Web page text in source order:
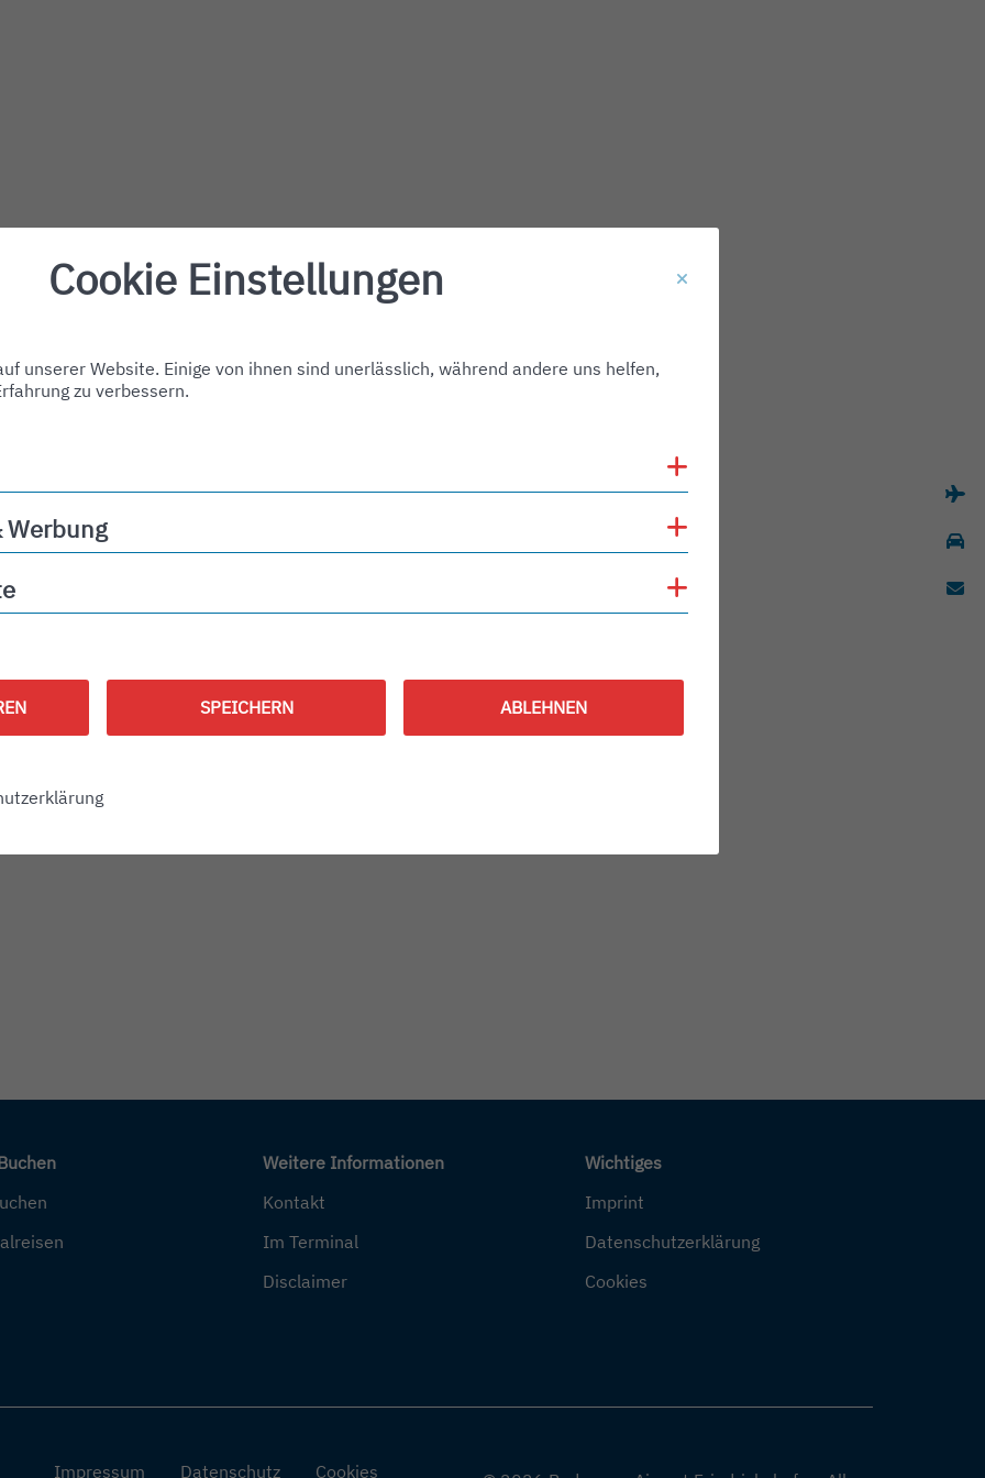
Weitere Informationen
Kontakt
Im Terminal
Disclaimer
Wichtiges
Imprint
Datenschutzerklärung
Cookies
Impressum Datenschutz Cookies
Cookie Einstellungen
unserer Website. Einige von ihnen sind unerlässlich, während andere uns helfen,
zu verbessern.
Werbung
Cookies anzeigen
SPEICHERN ABLEHNEN